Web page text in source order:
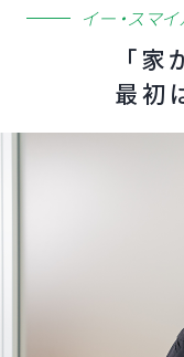
イー・スマ
「家
最初